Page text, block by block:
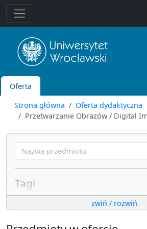
Oferta
Strona główna
Oferta dydaktyczna
Przetwarzanie Obrazów / Digital
Tagi
systemy sieciowe i komputerowe
algorytmika i złożoność obliczeniowa
zwiń / rozwiń